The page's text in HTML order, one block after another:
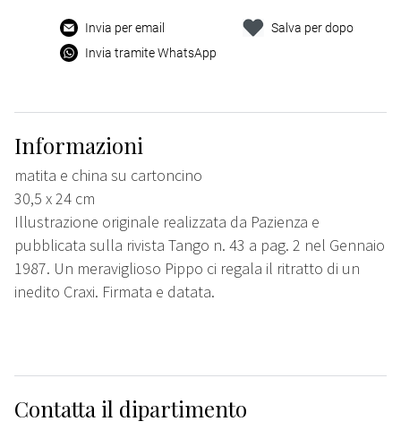
Invia per email
Invia tramite WhatsApp
Salva per dopo
Informazioni
matita e china su cartoncino
30,5 x 24 cm
Illustrazione originale realizzata da Pazienza e
pubblicata sulla rivista Tango n. 43 a pag. 2 nel Gennaio
1987. Un meraviglioso Pippo ci regala il ritratto di un
inedito Craxi. Firmata e datata.
Contatta il dipartimento